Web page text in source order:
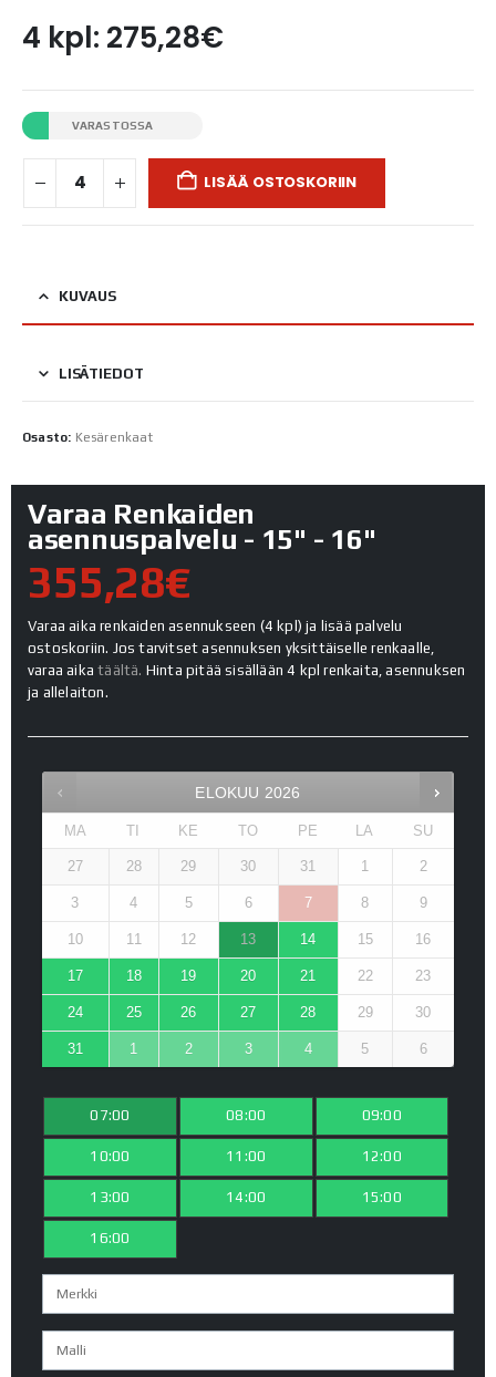
4 kpl: 275,28€
VARASTOSSA
LISÄÄ OSTOSKORIIN
KUVAUS
LISÄTIEDOT
Osasto: Kesärenkaat
Varaa Renkaiden
asennuspalvelu - 15" - 16"
355,28€
Varaa aika renkaiden asennukseen (4 kpl) ja lisää palvelu
ostoskoriin. Jos tarvitset asennuksen yksittäiselle renkaalle,
varaa aikatäältä. Hinta pitää sisällään 4 kpl renkaita, asennuksen
ja allelaiton.
ELOKUU 2026
MA TI KE TO PE LA SU
27 28 29 30 31 1 2
3 4 5 6 7 8 9
10 11 12 13 14 15 16
17 18 19 20 21 22 23
24 25 26 27 28 29 30
31 1 2 3 4 5 6
07:00 08:00 09:00
10:00 11:00 12:00
13:00 14:00 15:00
16:00